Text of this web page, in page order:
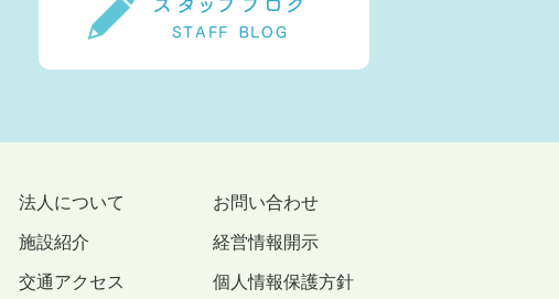
法人について
施設紹介
交通アクセス
お問い合わせ
経営情報開示
個人情報保護方針